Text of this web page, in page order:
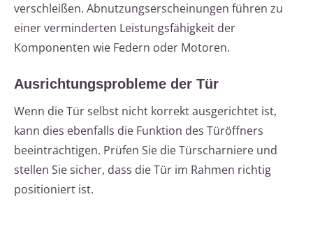
verschleißen. Abnutzungserscheinungen führen zu
einer verminderten Leistungsfähigkeit der
Komponenten wie Federn oder Motoren.
Ausrichtungsprobleme der Tür
Wenn die Tür selbst nicht korrekt ausgerichtet ist,
kann dies ebenfalls die Funktion des Türöffners
beeinträchtigen. Prüfen Sie die Türscharniere und
stellen Sie sicher, dass die Tür im Rahmen richtig
positioniert ist.